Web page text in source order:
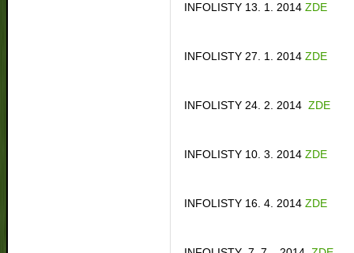
INFOLISTY 13. 1. 2014ZDE
INFOLISTY 27. 1. 2014ZDE
INFOLISTY 24. 2. 2014ZDE
INFOLISTY 10. 3. 2014ZDE
INFOLISTY 16. 4. 2014ZDE